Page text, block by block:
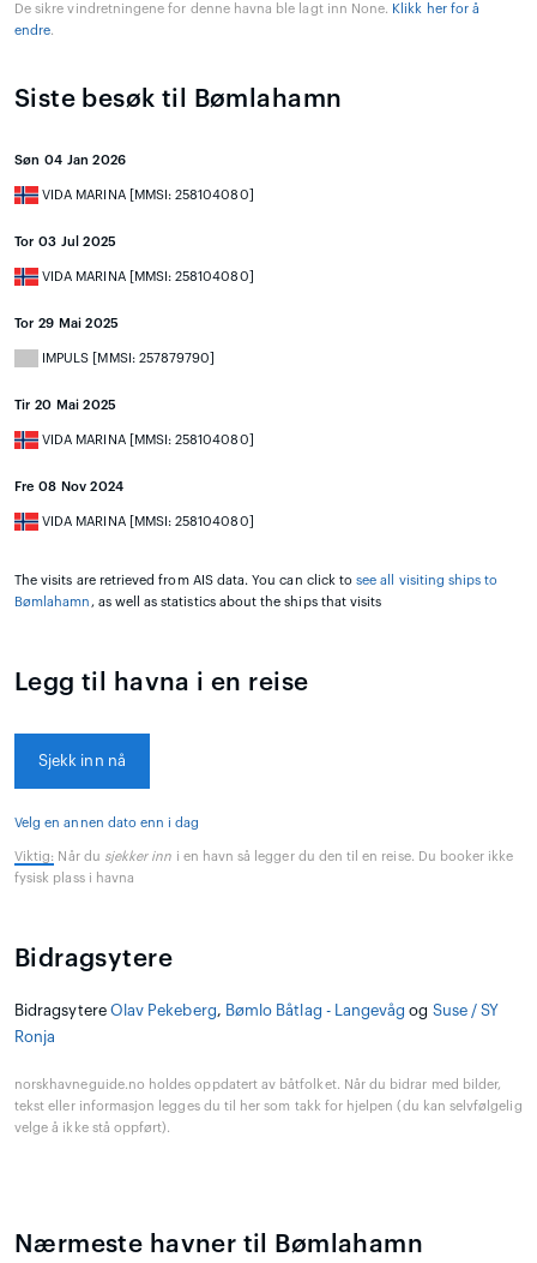
De sikre vindretningene for denne havna ble lagt inn None. Klikk her for å
endre.
Siste besøk til Bømlahamn
Søn 04 Jan 2026
VIDA MARINA [MMSI: 258104080]
Tor 03 Jul 2025
VIDA MARINA [MMSI: 258104080]
Tor 29 Mai 2025
IMPULS [MMSI: 257879790]
Tir 20 Mai 2025
VIDA MARINA [MMSI: 258104080]
Fre 08 Nov 2024
VIDA MARINA [MMSI: 258104080]
The visits are retrieved from AIS data. You can click tosee all visiting ships to
Bømlahamn , as well as statistics about the ships that visits
Legg til havna i en reise
Sjekk inn nå
Velg en annen dato enn i dag
Viktig: Når du sjekker inn i en havn så legger du den til en reise. Du booker ikke
fysisk plass i havna
Bidragsytere
Bidragsytere Olav Pekeberg, Bømlo Båtlag - Langevåg og Suse / SY
Ronja
norskhavneguide.no holdes oppdatert av båtfolket. Når du bidrar med bilder,
tekst eller informasjon legges du til her som takk for hjelpen (du kan selvfølgelig
velge å ikke stå oppført).
Nærmeste havner til Bømlahamn